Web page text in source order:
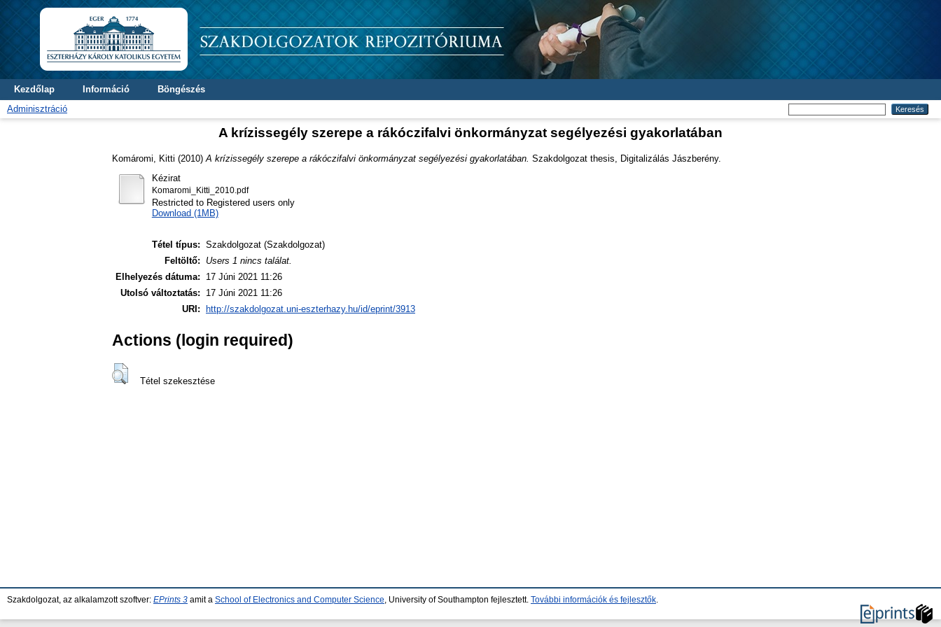
Kezdőlap Információ
Böngészés
Adminisztráció
A krízissegély szerepe a rákóczifalvi önkormányzat segélyezési gyakorlatában
Komáromi, Kitti (2010) A krízissegély szerepe a rákóczifalvi önkormányzat segélyezési gyakorlatában. Szakdolgozat thesis, Digitalizálás Jászberény.
Kézirat
Komaromi_Kitti_2010.pdf
Restricted to Registered users only
Download (1MB)
Tétel típus: Szakdolgozat (Szakdolgozat)
Feltöltő:
Users 1 nincs találat.
Elhelyezés dátuma:
17 Júni 2021 11:26
Utolsó változtatás:
17 Júni 2021 11:26
URI:
http://szakdolgozat.uni-eszterhazy.hu/id/eprint/3913
Actions (login required)
Tétel szekesztése
Szakdolgozat, az alkalamzott szoftver: EPrints 3 amit a School of Electronics and Computer Science , University of Southampton fejlesztett. További információk és fejlesztők